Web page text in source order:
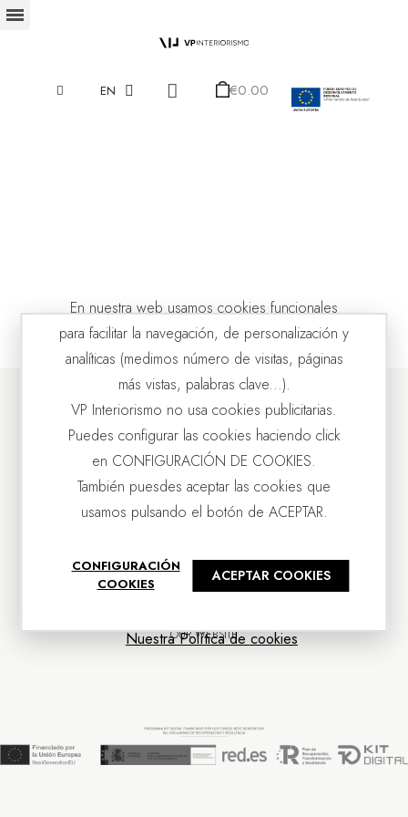
EN €0.00
OUR COMPANY
CUSTOMER SERVICE
OUR WEBSITE
En nuestra web usamos cookies funcionales
para facilitar la navegación, de personalización y
analíticas (medimos número de visitas, páginas
más vistas, palabras clave...).
VP Interiorismo no usa cookies publicitarias.
Puedes configurar las cookies haciendo click
en CONFIGURACIÓN DE COOKIES.
También puesdes aceptar las cookies que
usamos pulsando el botón de ACEPTAR.
CONFIGURACIÓN
COOKIES
ACEPTAR COOKIES
Nuestra Política de cookies